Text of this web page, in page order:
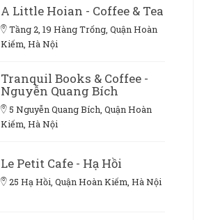
A Little Hoian - Coffee & Tea
Tầng 2, 19 Hàng Trống, Quận Hoàn
Kiếm, Hà Nội
Tranquil Books & Coffee -
Nguyễn Quang Bích
5 Nguyễn Quang Bích, Quận Hoàn
Kiếm, Hà Nội
Le Petit Cafe - Hạ Hồi
25 Hạ Hồi, Quận Hoàn Kiếm, Hà Nội